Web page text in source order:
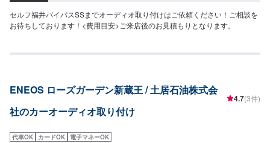
セルフ福井バイパスSSまでオーディオ取り付けはご依頼ください！ご相談を
お待ちしております！<費用目安>ご来店後のお見積もりとなります。
ENEOS ローズガーデン新蔵王 / 土居石油株式会
社のカーオーディオ取り付け
4.7(3件)
代車OK カードOK 電子マネーOK